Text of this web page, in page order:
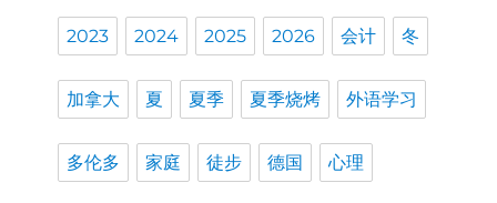
2023 2024 2025 2026 会计 冬
加拿大 夏 夏季 夏季烧烤 外语学习
多伦多 家庭 徒步 德国 心理